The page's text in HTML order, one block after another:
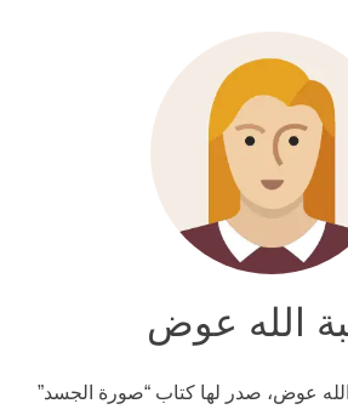
الله عوض
الله عوض، صدر لها كتاب “صورة الجسد”